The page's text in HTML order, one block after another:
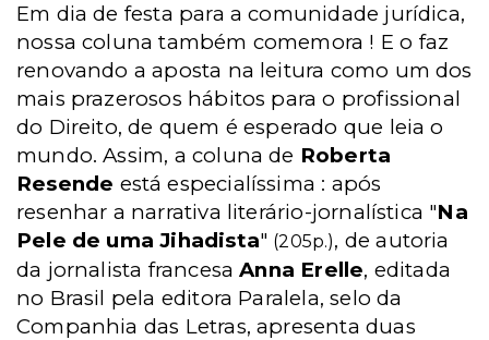
Em dia de festa para a comunidade jurídica,
nossa coluna também comemora ! E o faz
renovando a aposta na leitura como um dos
mais prazerosos hábitos para o profissional
do Direito, de quem é esperado que leia o
mundo. Assim, a coluna de Roberta
Resende está especialíssima : após
resenhar a narrativa literário-jornalística "Na
Pele de uma Jihadista" (205p.), de autoria
da jornalista francesa Anna Erelle, editada
no Brasil pela editora Paralela, selo da
Companhia das Letras, apresenta duas